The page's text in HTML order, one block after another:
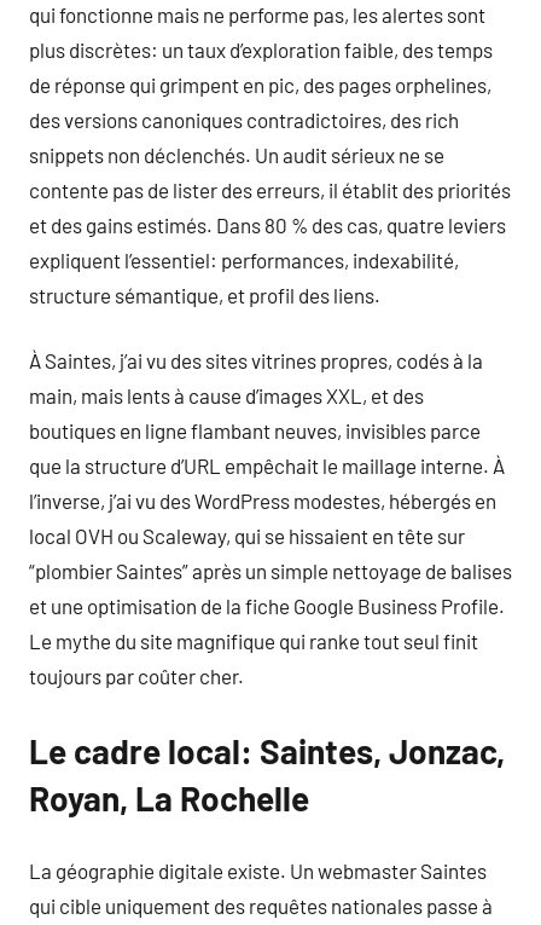
qui fonctionne mais ne performe pas, les alertes sont
plus discrètes: un taux d’exploration faible, des temps
de réponse qui grimpent en pic, des pages orphelines,
des versions canoniques contradictoires, des rich
snippets non déclenchés. Un audit sérieux ne se
contente pas de lister des erreurs, il établit des priorités
et des gains estimés. Dans 80 % des cas, quatre leviers
expliquent l’essentiel: performances, indexabilité,
structure sémantique, et profil des liens.
À Saintes, j’ai vu des sites vitrines propres, codés à la
main, mais lents à cause d’images XXL, et des
boutiques en ligne flambant neuves, invisibles parce
que la structure d’URL empêchait le maillage interne. À
l’inverse, j’ai vu des WordPress modestes, hébergés en
local OVH ou Scaleway, qui se hissaient en tête sur
“plombier Saintes” après un simple nettoyage de balises
et une optimisation de la fiche Google Business Profile.
Le mythe du site magnifique qui ranke tout seul finit
toujours par coûter cher.
Le cadre local: Saintes, Jonzac,
Royan, La Rochelle
La géographie digitale existe. Un webmaster Saintes
qui cible uniquement des requêtes nationales passe à